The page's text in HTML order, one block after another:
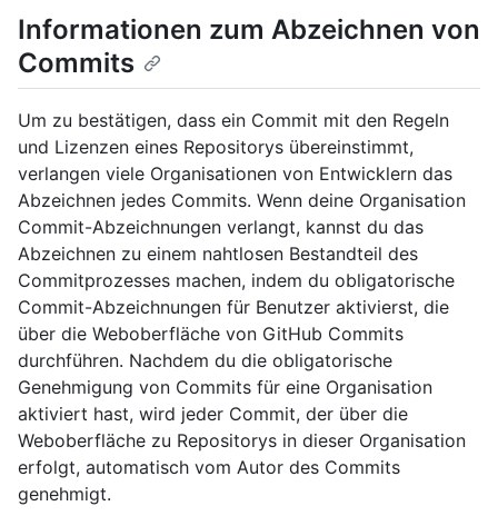
Informationen zum Abzeichnen von
Commits
Um zu bestätigen, dass ein Commit mit den Regeln
und Lizenzen eines Repositorys übereinstimmt,
verlangen viele Organisationen von Entwicklern das
Abzeichnen jedes Commits. Wenn deine Organisation
Commit-Abzeichnungen verlangt, kannst du das
Abzeichnen zu einem nahtlosen Bestandteil des
Commitprozesses machen, indem du obligatorische
Commit-Abzeichnungen für Benutzer aktivierst, die
über die Weboberfläche von GitHub Commits
durchführen. Nachdem du die obligatorische
Genehmigung von Commits für eine Organisation
aktiviert hast, wird jeder Commit, der über die
Weboberfläche zu Repositorys in dieser Organisation
erfolgt, automatisch vom Autor des Commits
genehmigt.